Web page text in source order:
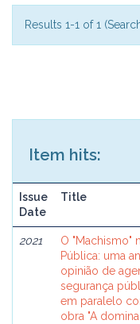
Results 1-1 of 1
Item hits:
Issue
Date
Title
2021
O "Machismo"
Pública: uma
opinião de
segurança
em paralelo
obra "A